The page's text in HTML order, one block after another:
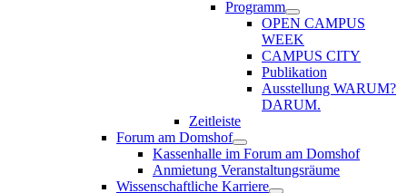
Programm
OPEN CAMPUS
WEEK
CAMPUS CITY
Publikation
Ausstellung WARUM?
DARUM.
Zeitleiste
Forum am Domshof
Kassenhalle im Forum am Domshof
Anmietung Veranstaltungsräume
Wissenschaftliche Karriere